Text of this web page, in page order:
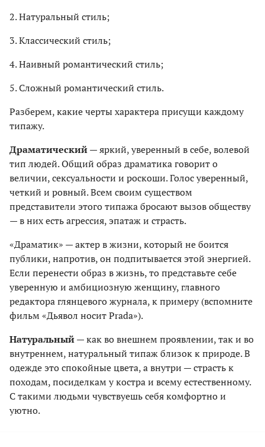
2. Натуральный стиль;
3. Классический стиль;
4. Наивный романтический стиль;
5. Сложный романтический стиль.
Разберем, какие черты характера присущи каждому
типажу.
Драматический— яркий, уверенный в себе, волевой
тип людей. Общий образ драматика говорит о
величии, сексуальности и роскоши. Голос уверенный,
четкий и ровный. Всем своим существом
представители этого типажа бросают вызов обществу
— в них есть агрессия, эпатаж и страсть.
«Драматик» — актер в жизни, который не боится
публики, напротив, он подпитывается этой энергией.
Если перенести образ в жизнь, то представьте себе
уверенную и амбициозную женщину, главного
редактора глянцевого журнала, к примеру (вспомните
фильм «Дьявол носит Prada»).
Натуральный— как во внешнем проявлении, так и во
внутреннем, натуральный типаж близок к природе. В
одежде это спокойные цвета, а внутри — страсть к
походам, посиделкам у костра и всему естественному.
С такими людьми чувствуешь себя комфортно и
уютно.